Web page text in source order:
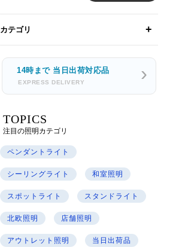
カテゴリ
14時まで 当日出荷対応品
EXPRESS DELIVERY
注目の照明カテゴリ
TOPICS
ペンダントライト
シーリングライト 和室照明
スポットライト スタンドライト
北欧照明 店舗照明
アウトレット照明 当日出荷品